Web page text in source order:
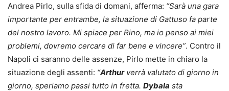
Andrea Pirlo, sulla sfida di domani, afferma: “Sarà una gara
importante per entrambe, la situazione di Gattuso fa parte
del nostro lavoro. Mi spiace per Rino, ma io penso ai miei
problemi, dovremo cercare di far bene e vincere”. Contro il
Napoli ci saranno delle assenze, Pirlo mette in chiaro la
situazione degli assenti: “Arthurverrà valutato di giorno in
giorno, speriamo passi tutto in fretta. Dybala sta